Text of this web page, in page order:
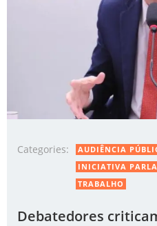
Categories: AUDIÊNCIA
INICIATIVA
TRABALHO
Debatedores